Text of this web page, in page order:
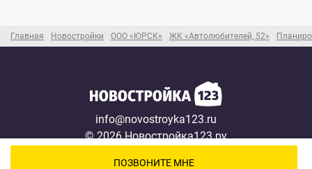
Главная Новостройки ООО «ЮРСК» ЖК «Автолюбителей, 52»
info@novostroyka123.ru
© 2026 Новостройка123.ру
ПОЗВОНИТЕ МНЕ